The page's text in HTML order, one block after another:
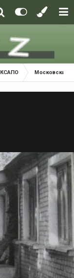
КСАПО Московский